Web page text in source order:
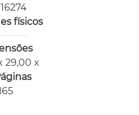
físicos
29,00 x